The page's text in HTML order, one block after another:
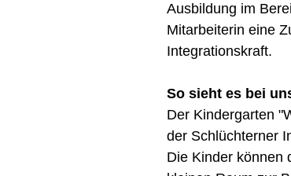
Ausbildung im
Mitarbeiterin eine
Integrationskraft.
So sieht es bei
Der Kindergarten
der Schlüchterner
Die Kinder können